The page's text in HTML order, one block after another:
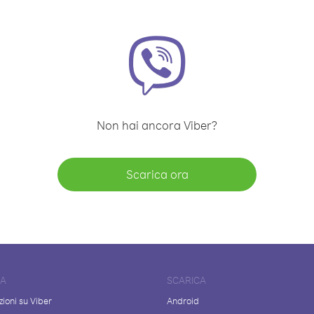
Non hai ancora Viber?
Scarica ora
su Viber
SCARICA
Android